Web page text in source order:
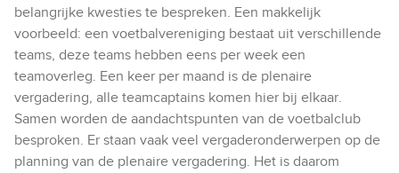
belangrijke kwesties te bespreken. Een makkelijk
voorbeeld: een voetbalvereniging bestaat uit verschillende
teams, deze teams hebben eens per week een
teamoverleg. Een keer per maand is de plenaire
vergadering, alle teamcaptains komen hier bij elkaar.
Samen worden de aandachtspunten van de voetbalclub
besproken. Er staan vaak veel vergaderonderwerpen op de
planning van de plenaire vergadering. Het is daarom